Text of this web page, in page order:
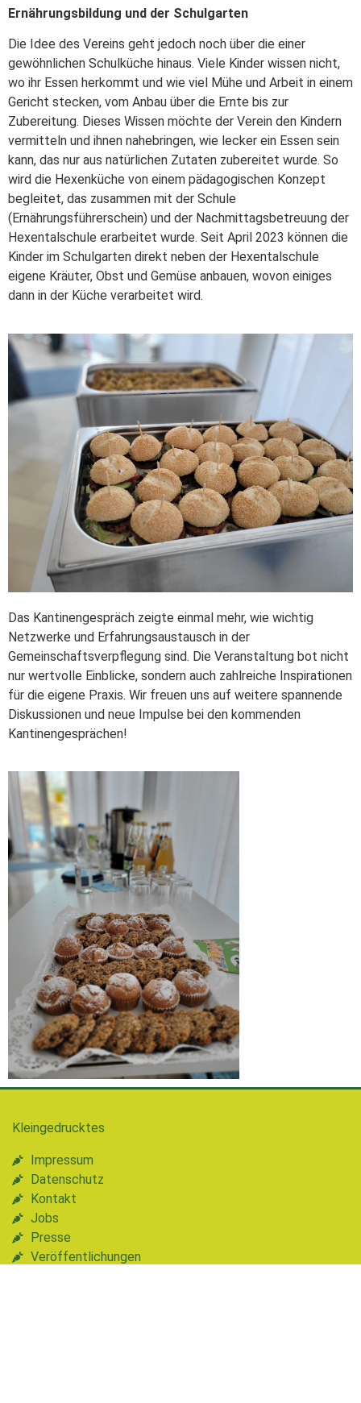
Ernährungsbildung und der Schulgarten
Die Idee des Vereins geht jedoch noch über die einer
gewöhnlichen Schulküche hinaus. Viele Kinder wissen nicht,
wo ihr Essen herkommt und wie viel Mühe und Arbeit in einem
Gericht stecken, vom Anbau über die Ernte bis zur
Zubereitung. Dieses Wissen möchte der Verein den Kindern
vermitteln und ihnen nahebringen, wie lecker ein Essen sein
kann, das nur aus natürlichen Zutaten zubereitet wurde. So
wird die Hexenküche von einem pädagogischen Konzept
begleitet, das zusammen mit der Schule
(Ernährungsführerschein) und der Nachmittagsbetreuung der
Hexentalschule erarbeitet wurde. Seit April 2023 können die
Kinder im Schulgarten direkt neben der Hexentalschule
eigene Kräuter, Obst und Gemüse anbauen, wovon einiges
dann in der Küche verarbeitet wird.
Das Kantinengespräch zeigte einmal mehr, wie wichtig
Netzwerke und Erfahrungsaustausch in der
Gemeinschaftsverpflegung sind. Die Veranstaltung bot nicht
nur wertvolle Einblicke, sondern auch zahlreiche Inspirationen
für die eigene Praxis. Wir freuen uns auf weitere spannende
Diskussionen und neue Impulse bei den kommenden
Kantinengesprächen!
Kleingedrucktes
Impressum
Datenschutz
Kontakt
Jobs
Presse
Veröffentlichungen